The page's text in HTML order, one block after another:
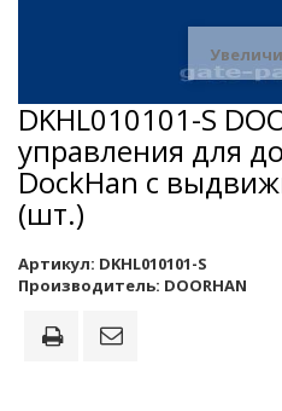
DKHL010101-S
управления для
DockHan с
(шт.)
Артикул: DKHL010101-S
Производитель: DOORHAN